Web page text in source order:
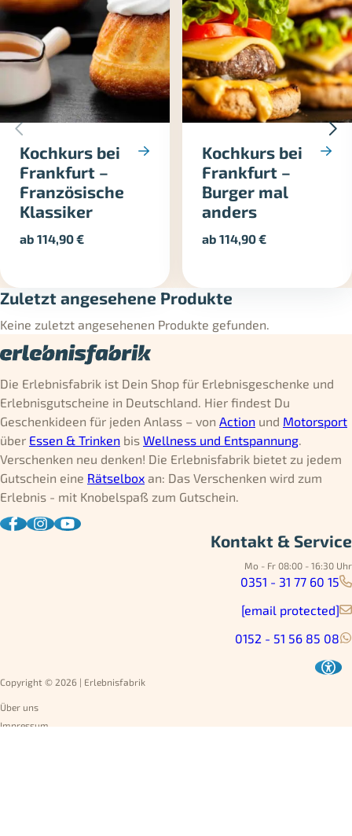
Kochkurs bei
Frankfurt –
Französische
Klassiker
ab114,90€
Kochkurs bei
Frankfurt –
Burger mal
anders
ab114,90€
Zuletzt angesehene Produkte
Keine zuletzt angesehenen Produkte gefunden.
Die Erlebnisfabrik ist Dein Shop für Erlebnisgeschenke und
Erlebnisgutscheine in Deutschland. Hier findest Du
Geschenkideen für jeden Anlass – von Action und Motorsport
über Essen & Trinken bis Wellness und Entspannung.
Verschenken neu denken! Die Erlebnisfabrik bietet zu jedem
Gutschein eine Rätselbox an: Das Verschenken wird zum
Erlebnis - mit Knobelspaß zum Gutschein.
Kontakt & Service
Mo - Fr 08:00 - 16:30 Uhr
0351 - 31 77 60 15
[email protected]
0152 - 51 56 85 08
Copyright © 2026 | Erlebnisfabrik
Über uns
Impressum